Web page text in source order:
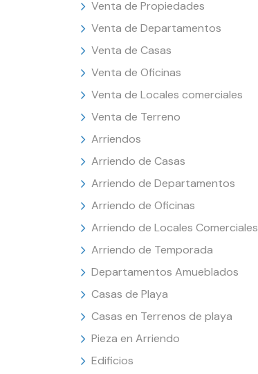
Venta de Propiedades
Venta de Departamentos
Venta de Casas
Venta de Oficinas
Venta de Locales comerciales
Venta de Terreno
Arriendos
Arriendo de Casas
Arriendo de Departamentos
Arriendo de Oficinas
Arriendo de Locales Comerciales
Arriendo de Temporada
Departamentos Amueblados
Casas de Playa
Casas en Terrenos de playa
Pieza en Arriendo
Edificios